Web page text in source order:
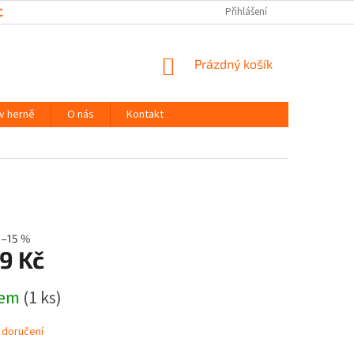
OSOBNÍCH ÚDAJŮ Přihlášení
NÁKUPNÍ
Prázdný košík
herně O nás
Kontakt
–15 %
Kč
(1 ks)